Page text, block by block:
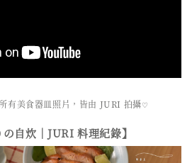
有美食器皿照片，皆由 JURI 拍攝♡
の自炊｜JURI 料理紀錄】